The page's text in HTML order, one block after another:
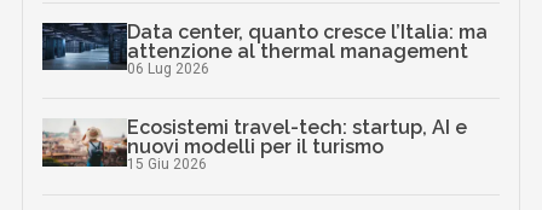
Data center, quanto cresce l’Italia: ma
attenzione al thermal management
06 Lug 2026
Ecosistemi travel-tech: startup, AI e
nuovi modelli per il turismo
15 Giu 2026